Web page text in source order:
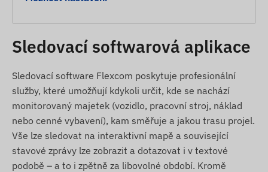
Peru, Filipíny, Polsko, Portugalsko, Rumunsko,
Rusko, Svatý Kryštof a Nevis, Svatá Lucie, Svatý
Vincent a Grenadiny, Srbsko, Slovensko, Slovinsko,
Jižní Afrika, Španělsko, Srí Lanka, Švédsko,
Švýcarsko, Thajsko, Tunisko, Turecko, Turks a
Caicos, Ukrajina, Spojené arabské emiráty, USA,
Vietnam a Hongkong.
Služby, vlastnosti
Sledovací softwarová aplikace
Sledovací software Flexcom poskytuje profesionální
služby, které umožňují kdykoli určit, kde se nachází
monitorovaný majetek (vozidlo, pracovní stroj, náklad
nebo cenné vybavení), kam směřuje a jakou trasu projel.
Vše lze sledovat na interaktivní mapě a související
stavové zprávy lze zobrazit a dotazovat i v textové
podobě – a to i zpětně za libovolné období. Kromě